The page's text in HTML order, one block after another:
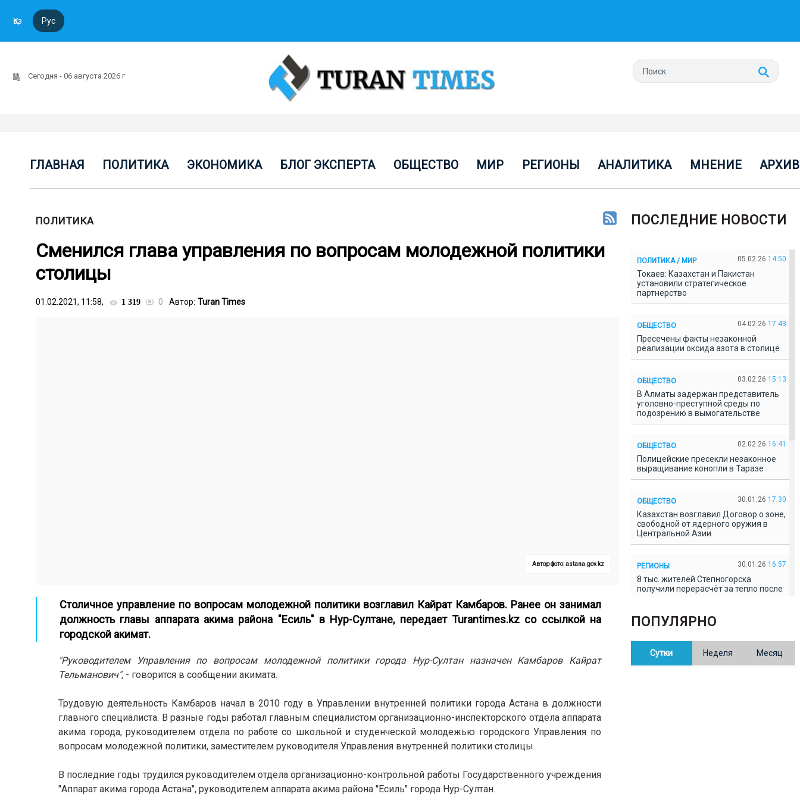
Қаз Рус
Сегодня - 06 августа 2026 г
ГЛАВНАЯ ПОЛИТИКА ЭКОНОМИКА БЛОГ ЭКСПЕРТА ОБЩЕСТВО МИР РЕГИОНЫ АНАЛИТИКА МНЕНИЕ АРХИВ
ПОЛИТИКА
Сменился глава управления по вопросам молодежной политики
столицы
01.02.2021, 11:58, 1 319 0 Автор: Turan Times
Автор фото: astana.gov.kz
Столичное управление по вопросам молодежной политики возглавил Кайрат Камбаров. Ранее он занимал
должность главы аппарата акима района "Есиль" в Нур-Султане, передает Turantimes.kz со ссылкой на
городской акимат.
"Руководителем Управления по вопросам молодежной политики города Нур-Султан назначен Камбаров Кайрат
Тельманович", - говорится в сообщении акимата.
Трудовую деятельность Камбаров начал в 2010 году в Управлении внутренней политики города Астана в должности
главного специалиста. В разные годы работал главным специалистом организационно-инспекторского отдела аппарата
акима города, руководителем отдела по работе со школьной и студенческой молодежью городского Управления по
вопросам молодежной политики, заместителем руководителя Управления внутренней политики столицы.
В последние годы трудился руководителем отдела организационно-контрольной работы Государственного учреждения
"Аппарат акима города Астана", руководителем аппарата акима района "Есиль" города Нур-Султан.
ПОСЛЕДНИЕ НОВОСТИ
ПОЛИТИКА / МИР 05.02.26 14:50
Токаев: Казахстан и Пакистан
установили стратегическое
партнерство
ОБЩЕСТВО 04.02.26 17:43
Пресечены факты незаконной
реализации оксида азота в столице
ОБЩЕСТВО 03.02.26 15:13
В Алматы задержан представитель
уголовно-преступной среды по
подозрению в вымогательстве
ОБЩЕСТВО 02.02.26 16:41
Полицейские пресекли незаконное
выращивание конопли в Таразе
ОБЩЕСТВО 30.01.26 17:30
Казахстан возглавил Договор о зоне,
свободной от ядерного оружия в
Центральной Азии
РЕГИОНЫ 30.01.26 16:57
8 тыс. жителей Степногорска
получили перерасчёт за тепло после
В Казахстане готовят новую
редакцию Конституции: меняется
ПОПУЛЯРНО
Сутки Неделя Месяц